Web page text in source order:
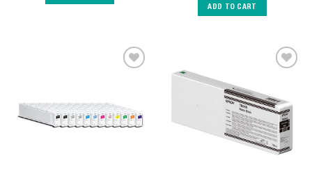
ADD TO CART